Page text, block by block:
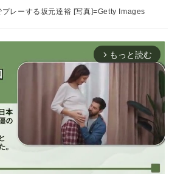
プレーする坂元達裕 [写真]=Getty Images
arrow_forward_ios もっと読む